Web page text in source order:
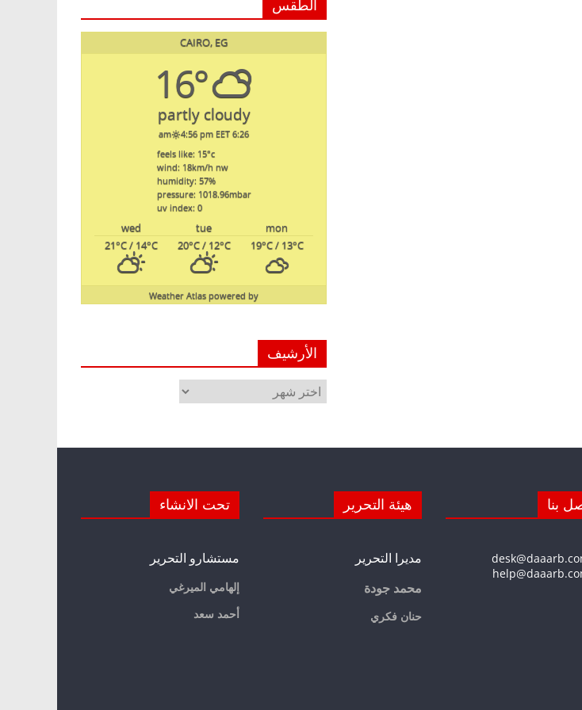
الطقس
CAIRO, EG
16°
partly cloudy
6:26 am
4:56 pm EET
feels like: 15°c
wind: 18km/h nw
humidity: 57%
pressure: 1018.96mbar
uv index: 0
mon
tue
wed
19°C/ 13°C
20°C/ 12°C
21°C/ 14°C
powered by
Weather Atlas
الأرشيف
الأرشيف
بنا هيئة التحرير
مديرا التحرير
محمد جودة
حنان فكري
تحت الانشاء
مستشارو التحرير
إلهامي الميرغي
أحمد سعد